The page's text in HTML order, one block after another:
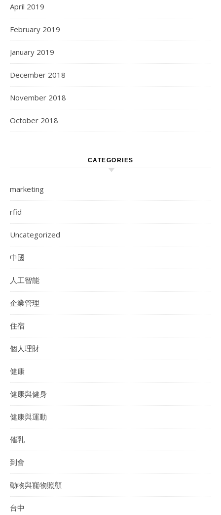
April 2019
February 2019
January 2019
December 2018
November 2018
October 2018
CATEGORIES
marketing
rfid
Uncategorized
中國
人工智能
企業管理
住宿
個人理財
健康
健康與健身
健康與運動
催乳
到會
動物與寵物照顧
台中